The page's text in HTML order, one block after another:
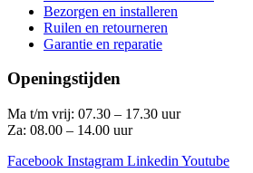
Bezorgen en installeren
Ruilen en retourneren
Garantie en reparatie
Openingstijden
Ma t/m vrij: 07.30 – 17.30 uur
Za: 08.00 – 14.00 uur
Facebook Instagram Linkedin Youtube